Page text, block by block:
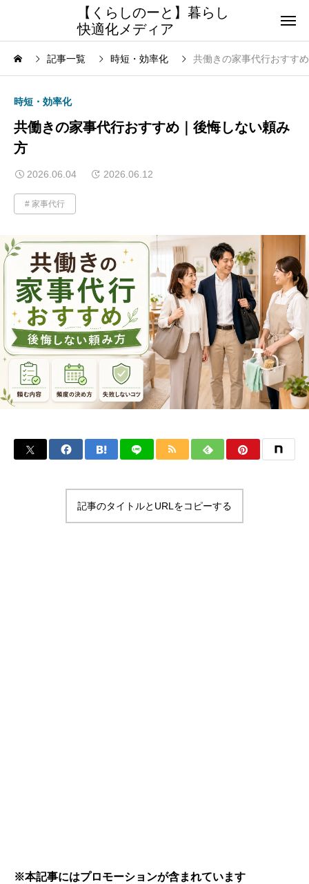
【くらしのーと】暮らし
快適化メディア
記事一覧 時短・効率化 共働きの家事代行おすす
時短・効率化
共働きの家事代行おすすめ｜後悔しない頼み
方
2026.06.04 2026.06.12
家事代行
記事のタイトルとURLをコピーする
※本記事にはプロモーションが含まれています